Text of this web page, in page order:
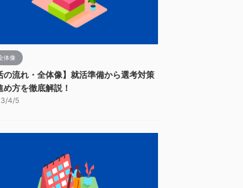
体像
の流れ・全体像】就活準備から選考対策
め方を徹底解説！
4/5